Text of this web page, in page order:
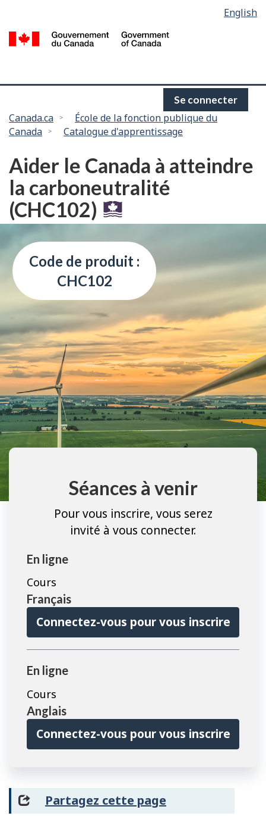
contenu
selection
English
Se connecter
Vous
êtes
Canada.ca
École de la fonction publique du
Canada
Catalogue d'apprentissage
Aider le Canada à atteindre
la carboneutralité
(CHC102)
Code de produit :
CHC102
Séances à venir
Pour vous inscrire, vous serez
invité à vous connecter.
En ligne
Cours
Français
Connectez-vous pour vous inscrire
En ligne
Cours
Anglais
Connectez-vous pour vous inscrire
Partagez cette page